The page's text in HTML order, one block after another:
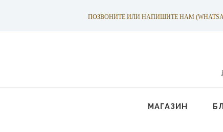
ПОЗВОНИТЕ ИЛИ НАПИШИТЕ НАМ
МАГАЗИН